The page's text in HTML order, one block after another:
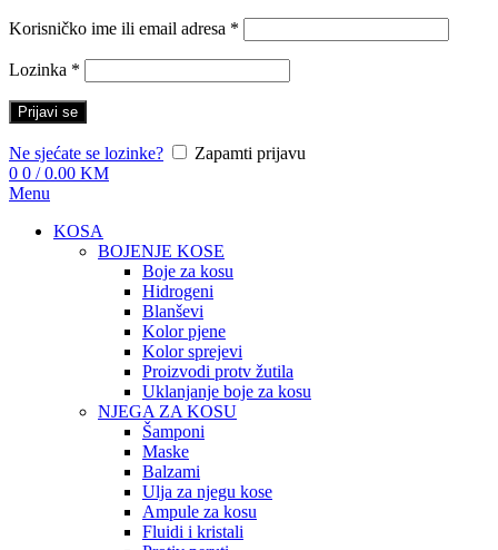
Korisničko ime ili email adresa *
Lozinka *
Prijavi se
Ne sjećate se lozinke?
Zapamti prijavu
0 0 / 0.00 KM
Menu
KOSA
BOJENJE KOSE
Boje za kosu
Hidrogeni
Blanševi
Kolor pjene
Kolor sprejevi
Proizvodi protv žutila
Uklanjanje boje za kosu
NJEGA ZA KOSU
Šamponi
Maske
Balzami
Ulja za njegu kose
Ampule za kosu
Fluidi i kristali